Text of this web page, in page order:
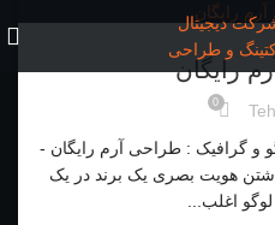
رایگان
0
و گرافیک : طراحی آرم رایگان -
هویت بصری یک برند در یک
اغلب...